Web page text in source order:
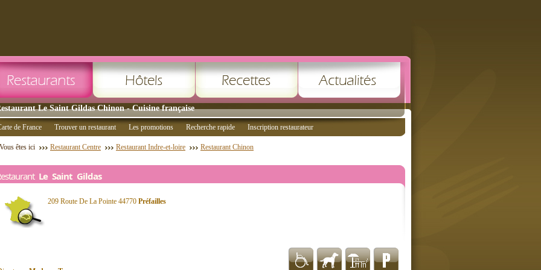
Le Saint Gildas Chinon - Cuisine française
de France Trouver un restaurant Les promotions Recherche rapide Inscription restaurateur
Vous êtes ici Restaurant Centre Restaurant Indre-et-loire Restaurant Chinon
Le Saint Gildas
209 Route De La Pointe 44770 Préfailles